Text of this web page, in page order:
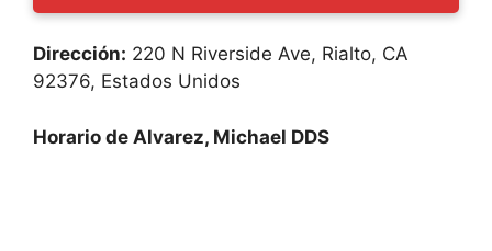
Dirección: 220 N Riverside Ave, Rialto, CA
92376, Estados Unidos
Horario de Alvarez, Michael DDS